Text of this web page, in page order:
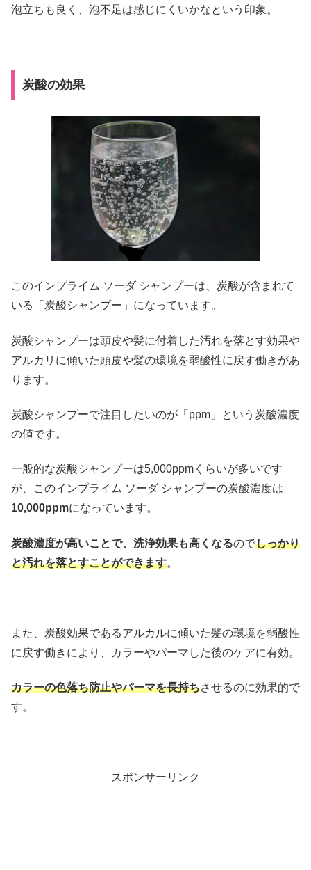
泡立ちも良く、泡不足は感じにくいかなという印象。
炭酸の効果
このインプライム ソーダ シャンプーは、炭酸が含まれて
いる「炭酸シャンプー」になっています。
炭酸シャンプーは頭皮や髪に付着した汚れを落とす効果や
アルカリに傾いた頭皮や髪の環境を弱酸性に戻す働きがあ
ります。
炭酸シャンプーで注目したいのが「ppm」という炭酸濃度
の値です。
一般的な炭酸シャンプーは5,000ppmくらいが多いです
が、このインプライム ソーダ シャンプーの炭酸濃度は
10,000ppmになっています。
炭酸濃度が高いことで、洗浄効果も高くなるのでしっかり
と汚れを落とすことができます。
また、炭酸効果であるアルカルに傾いた髪の環境を弱酸性
に戻す働きにより、カラーやパーマした後のケアに有効。
カラーの色落ち防止やパーマを長持ちさせるのに効果的で
す。
スポンサーリンク